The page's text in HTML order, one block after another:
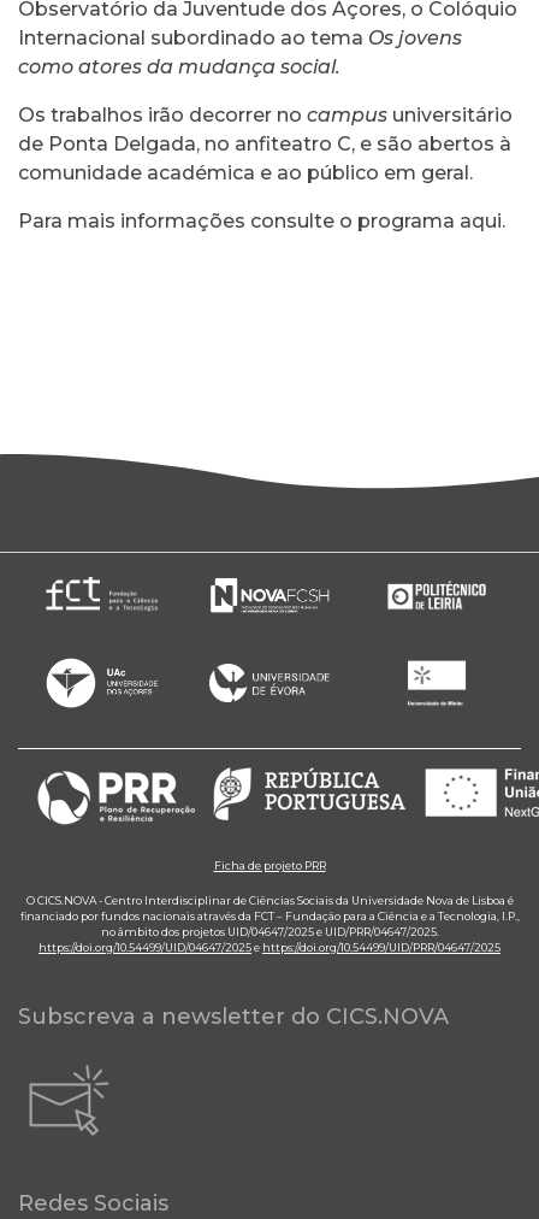
Observatório da Juventude dos Açores, o Colóquio
Internacional subordinado ao tema Os jovens
como atores da mudança social.
Os trabalhos irão decorrer no campus universitário
de Ponta Delgada, no anfiteatro C, e são abertos à
comunidade académica e ao público em geral.
Para mais informações consulte o programa aqui.
Ficha de projeto PRR
O CICS.NOVA - Centro Interdisciplinar de Ciências Sociais da Universidade Nova de Lisboa é
financiado por fundos nacionais através da FCT – Fundação para a Ciência e a Tecnologia, I.P.,
no âmbito dos projetos UID/04647/2025 e UID/PRR/04647/2025.
https://doi.org/10.54499/UID/04647/2025e https://doi.org/10.54499/UID/PRR/04647/2025
Subscreva a newsletter do CICS.NOVA
Redes Sociais